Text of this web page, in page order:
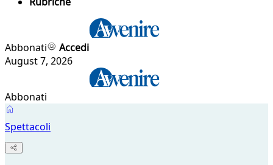
Abbonati
Accedi
August 7, 2026
Abbonati
Spettacoli